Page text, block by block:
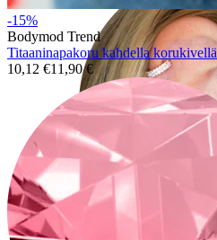
-15%
Bodymod Trend
Titaaninapakoru kahdella korukivellä
10,12 €11,90 €